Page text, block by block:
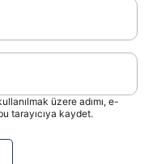
üzere adımı, e-
tarayıcıya kaydet.